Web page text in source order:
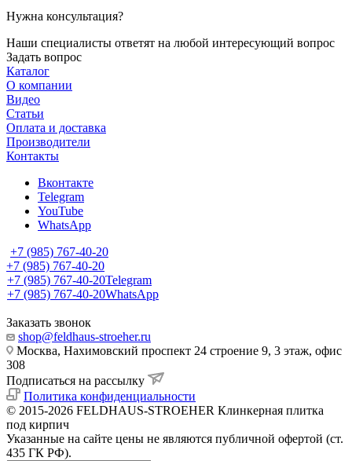
Нужна консультация?
Наши специалисты ответят на любой интересующий вопрос
Задать вопрос
Каталог
О компании
Видео
Статьи
Оплата и доставка
Производители
Контакты
Вконтакте
Telegram
YouTube
WhatsApp
+7 (985) 767-40-20
+7 (985) 767-40-20
+7 (985) 767-40-20Telegram
+7 (985) 767-40-20WhatsApp
Заказать звонок
shop@feldhaus-stroeher.ru
Москва, Нахимовский проспект 24 строение 9, 3 этаж, офис
308
Подписаться на рассылку
Политика конфиденциальности
© 2015-2026 FELDHAUS-STROEHER Клинкерная плитка
под кирпич
Указанные на сайте цены не являются публичной офертой (ст.
435 ГК РФ).